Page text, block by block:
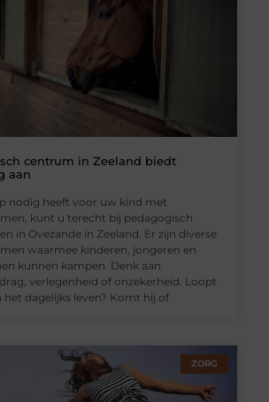
centrum in Zeeland biedt
aan
nodig heeft voor uw kind met
kunt u terecht bij pedagogisch
in Ovezande in Zeeland. Er zijn diverse
waarmee kinderen, jongeren en
kunnen kampen. Denk aan
verlegenheid of onzekerheid. Loopt
het dagelijks leven? Komt hij of
ZORG